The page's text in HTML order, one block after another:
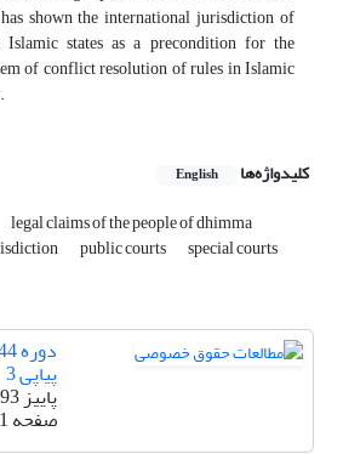
shown the international jurisdiction of
states as a precondition for the
of conflict resolution of rules in Islamic
کلیدواژه‌ها English
legal claims of the people of dhimma
public courts special courts
پیاپی 3
پاییز 1393
صفحه